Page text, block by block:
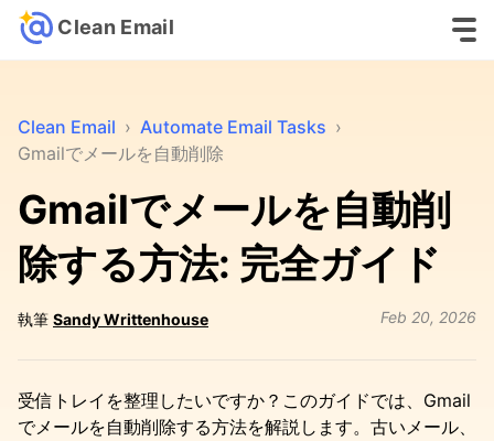
Clean Email
Clean Email › Automate Email Tasks ›
Gmailでメールを自動削除
Gmailでメールを自動削
除する方法: 完全ガイド
執筆 Sandy Writtenhouse Feb 20, 2026
受信トレイを整理したいですか？このガイドでは、Gmail
でメールを自動削除する方法を解説します。古いメール、